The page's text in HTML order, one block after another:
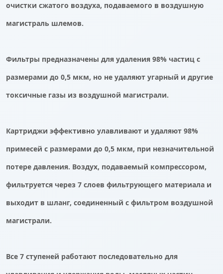
очистки сжатого воздуха, подаваемого в воздушную
магистраль шлемов.
Фильтры предназначены для удаления 98% частиц с
размерами до 0,5 мкм, но не удаляют угарный и другие
токсичные газы из воздушной магистрали.
Картриджи эффективно улавливают и удаляют 98%
примесей с размерами до 0,5 мкм, при незначительной
потере давления. Воздух, подаваемый компрессором,
фильтруется через 7 слоев фильтрующего материала и
выходит в шланг, соединенный с фильтром воздушной
магистрали.
Все 7 ступеней работают последовательно для